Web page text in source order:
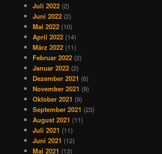
Juli 2022 (2)
Juni 2022 (2)
Mai 2022 (10)
April 2022 (14)
März 2022 (11)
Februar 2022 (2)
Januar 2022 (2)
Dezember 2021 (6)
November 2021 (9)
Oktober 2021 (9)
September 2021 (23)
August 2021 (11)
Juli 2021 (11)
Juni 2021 (12)
Mai 2021 (13)